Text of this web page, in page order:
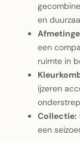
en
een
ruimte in
ijzeren
Collectie:
een